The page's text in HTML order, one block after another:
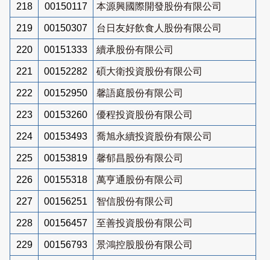
218 00150117 本源興國際開發股份有限公司
219 00150307 台日友好飲食人股份有限公司
220 00151333 續承股份有限公司
221 00152282 碩大衛投資股份有限公司
222 00152950 馨語庭股份有限公司
223 00153260 優程投資股份有限公司
224 00153493 喬旭永續投資股份有限公司
225 00153819 馨郁昌股份有限公司
226 00155318 萬亨通股份有限公司
227 00156251 智信股份有限公司
228 00156457 至善投資股份有限公司
229 00156793 景鴻控股股份有限公司